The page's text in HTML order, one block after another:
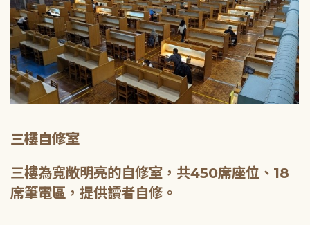
三樓自修室
三樓為寬敞明亮的自修室，共450席座位、18
席筆電區，提供讀者自修。